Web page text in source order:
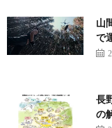
山
で
長
の